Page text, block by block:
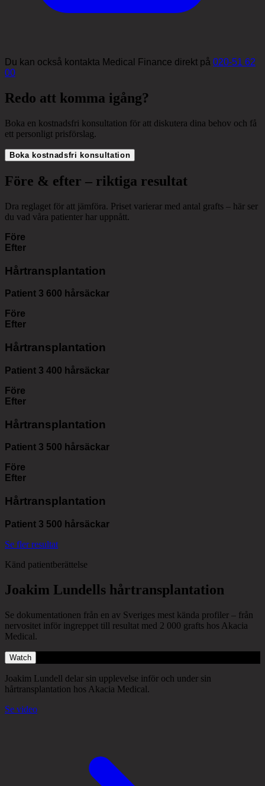
Du kan också kontakta Medical Finance direkt på 020-51 62
00
Redo att komma igång?
Boka en kostnadsfri konsultation för att diskutera dina behov och få
ett personligt prisförslag.
Boka kostnadsfri konsultation
Före & efter – riktiga resultat
Dra reglaget för att jämföra. Priset varierar med antal grafts – här ser
du vad våra patienter har uppnått.
Före
Efter
Hårtransplantation
Patient 3 600 hårsäckar
Före
Efter
Hårtransplantation
Patient 3 400 hårsäckar
Före
Efter
Hårtransplantation
Patient 3 500 hårsäckar
Före
Efter
Hårtransplantation
Patient 3 500 hårsäckar
Se fler resultat
Känd patientberättelse
Joakim Lundells hårtransplantation
Se dokumentationen från en av Sveriges mest kända profiler – från
nervositet inför ingreppet till resultat med 2 000 grafts hos Akacia
Medical.
Watch
Joakim Lundell delar sin upplevelse inför och under sin
hårtransplantation hos Akacia Medical.
Se video